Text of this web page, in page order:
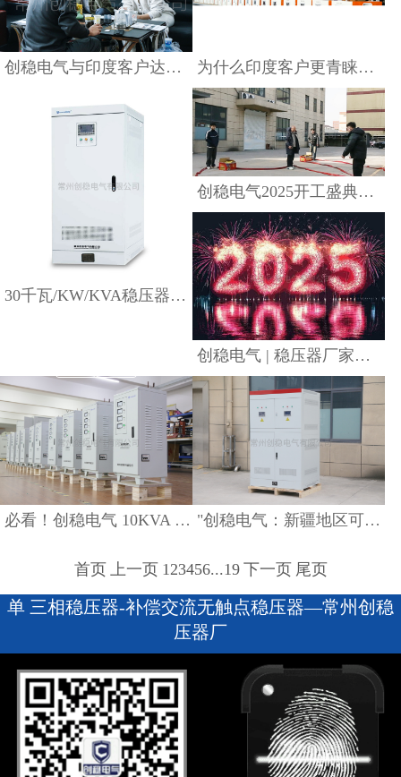
创稳电气与印度客户达成合作，定制三相稳压器出口方案 为什么印度客户更青睐中国稳压器？
30千瓦/KW/KVA稳压器多少钱一台--三相稳压电源价格
创稳电气2025开工盛典：新征程，再启航
查看详情
创稳电气 | 稳压器厂家：回顾 2024 辉煌路，开启 2025 腾飞年
创稳电气 | 稳压器厂
家：回顾 2024 辉煌
路，开启 2025 腾飞年
查看详情
必看！创稳电气 10KVA 三相稳压器，攻克阿尔及利亚 380V 电压难题
10KVA 三相稳压器，攻
"创稳电气：新疆地区可靠的三相交流双路特种电源供应商"
"创稳电气：新疆地区
可靠的三相交流双路特
种电源供应商"
查看详情
首页 上一页 1 23456...19 下一页 尾页
单 三相稳压器-补偿交流无触点稳压器—常州创稳
压器厂